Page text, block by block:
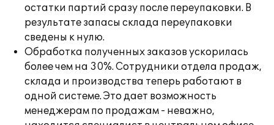
остатки партий сразу после переупаковки. В
результате запасы склада переупаковки
сведены к нулю.
Обработка полученных заказов ускорилась
более чем на 30%. Сотрудники отдела продаж,
склада и производства теперь работают в
одной системе. Это дает возможность
менеджерам по продажам - неважно,